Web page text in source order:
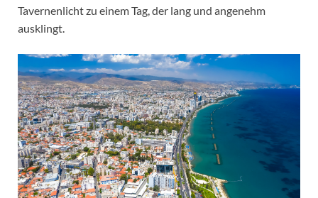
Tavernenlicht zu einem Tag, der lang und angenehm
ausklingt.